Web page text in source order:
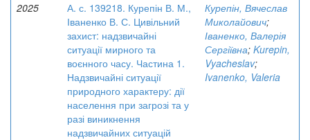
2025
А. с. 139218. Курепін В. М.,
Іваненко В. С. Цивільний
захист: надзвичайні
ситуації мирного та
воєнного часу. Частина 1.
Надзвичайні ситуації
природного характеру: дії
населення при загрозі та у
разі виникнення
надзвичайних ситуацій
Курепін, Вячеслав
Миколайович;
Іваненко, Валерія
Сергіївна; Kurepin,
Vyacheslav;
Ivanenko, Valeria